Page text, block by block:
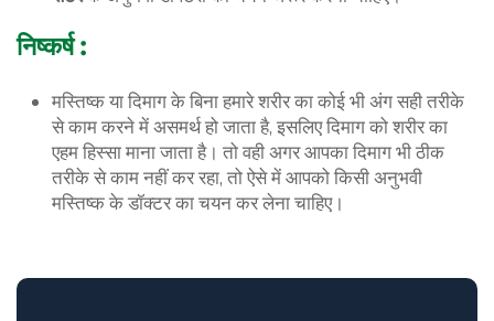
निष्कर्ष :
मस्तिष्क या दिमाग के बिना हमारे शरीर का कोई भी अंग सही तरीके
से काम करने में असमर्थ हो जाता है, इसलिए दिमाग को शरीर का
एहम हिस्सा माना जाता है। तो वही अगर आपका दिमाग भी ठीक
तरीके से काम नहीं कर रहा, तो ऐसे में आपको किसी अनुभवी
मस्तिष्क के डॉक्टर का चयन कर लेना चाहिए।